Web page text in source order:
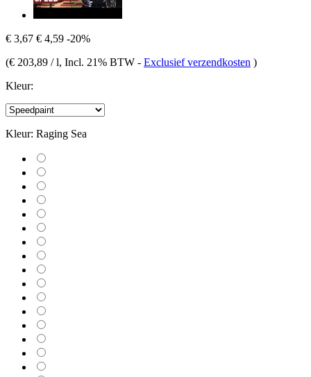
€ 3,67 € 4,59 -20%
(€ 203,89 / l, Incl. 21% BTW - Exclusief verzendkosten )
Kleur:
Kleur: Raging Sea